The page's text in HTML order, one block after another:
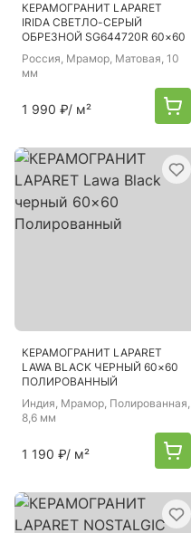
КЕРАМОГРАНИТ LAPARET
IRIDA СВЕТЛО-СЕРЫЙ
ОБРЕЗНОЙ SG644720R 60×60
Россия, Мрамор, Матовая, 10
мм
1 990 ₽/ м²
КЕРАМОГРАНИТ LAPARET
LAWA BLACK ЧЕРНЫЙ 60×60
ПОЛИРОВАННЫЙ
Индия, Мрамор, Полированная,
8,6 мм
1 190 ₽/ м²